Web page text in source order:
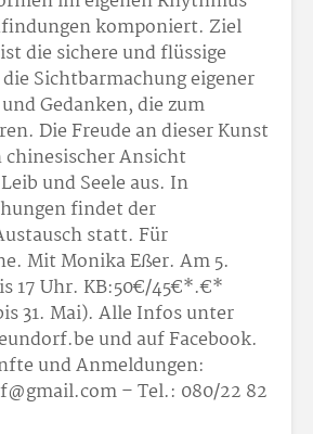
komponiert. Ziel
die sichere und flüssige
Sichtbarmachung eigener
Gedanken, die zum
Die Freude an dieser Kunst
Ansicht
und Seele aus. In
findet der
statt. Für
Mit Monika Eßer. Am 5.
17 Uhr. KB:50€/45€*.€*
31. Mai). Alle Infos unter
und auf Facebook.
und Anmeldungen:
– Tel.: 080/22 82